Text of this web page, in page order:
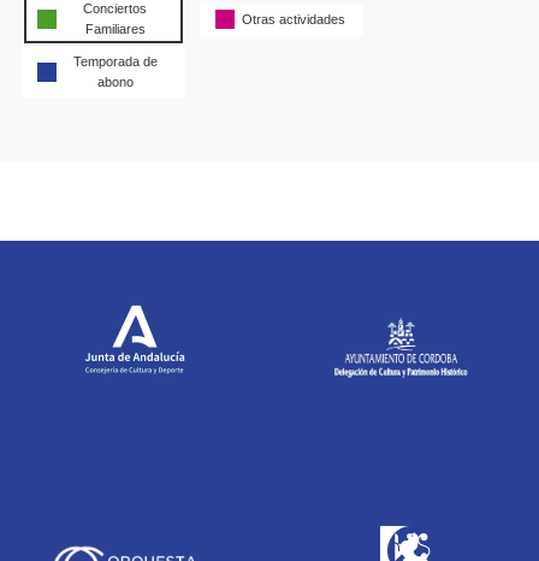
Conciertos
Familiares
Otras actividades
Temporada de
abono